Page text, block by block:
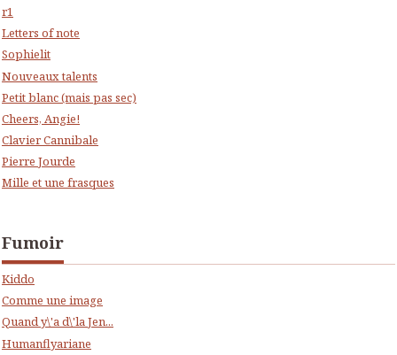
r1
Letters of note
Sophielit
Nouveaux talents
Petit blanc (mais pas sec)
Cheers, Angie!
Clavier Cannibale
Pierre Jourde
Mille et une frasques
Fumoir
Kiddo
Comme une image
Quand y\'a d\'la Jen...
Humanflyariane